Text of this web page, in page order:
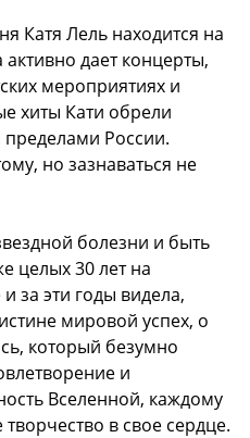
Катя Лель находится на
дает концерты,
мероприятиях и
хиты Кати обрели
пределами России.
но зазнаваться не
болезни и быть
целых 30 лет на
за эти годы видела,
мировой успех, о
который безумно
и
Вселенной, каждому
в свое сердце.